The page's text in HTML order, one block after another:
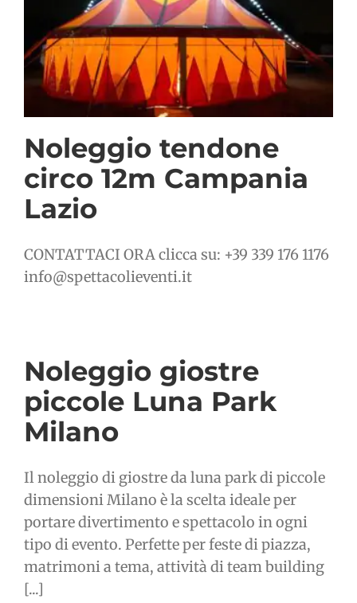
Noleggio tendone
circo 12m Campania
Lazio
CONTATTACI ORA clicca su: +39 339 176 1176
info@spettacolieventi.it
Noleggio giostre
piccole Luna Park
Milano
Il noleggio di giostre da luna park di piccole
dimensioni Milano è la scelta ideale per
portare divertimento e spettacolo in ogni
tipo di evento. Perfette per feste di piazza,
matrimoni a tema, attività di team building
[...]